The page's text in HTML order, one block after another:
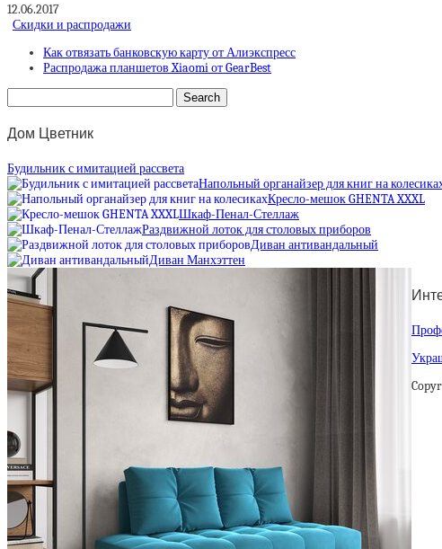
12.06.2017
Скидки и распродажи
Как отвязать банковскую карту от Алиэкспресс
Распродажа планшетов Xiaomi от GearBest
Дом Цветник
Будильник с имитацией рассвета
Напольный органайзер для книг на
Кресло-мешок GHENTA XXXL
Шкаф-Пенал-Стеллаж
Раздвижной лоток для столовых приборов
Диван антивандальный
Диван Манхэттен